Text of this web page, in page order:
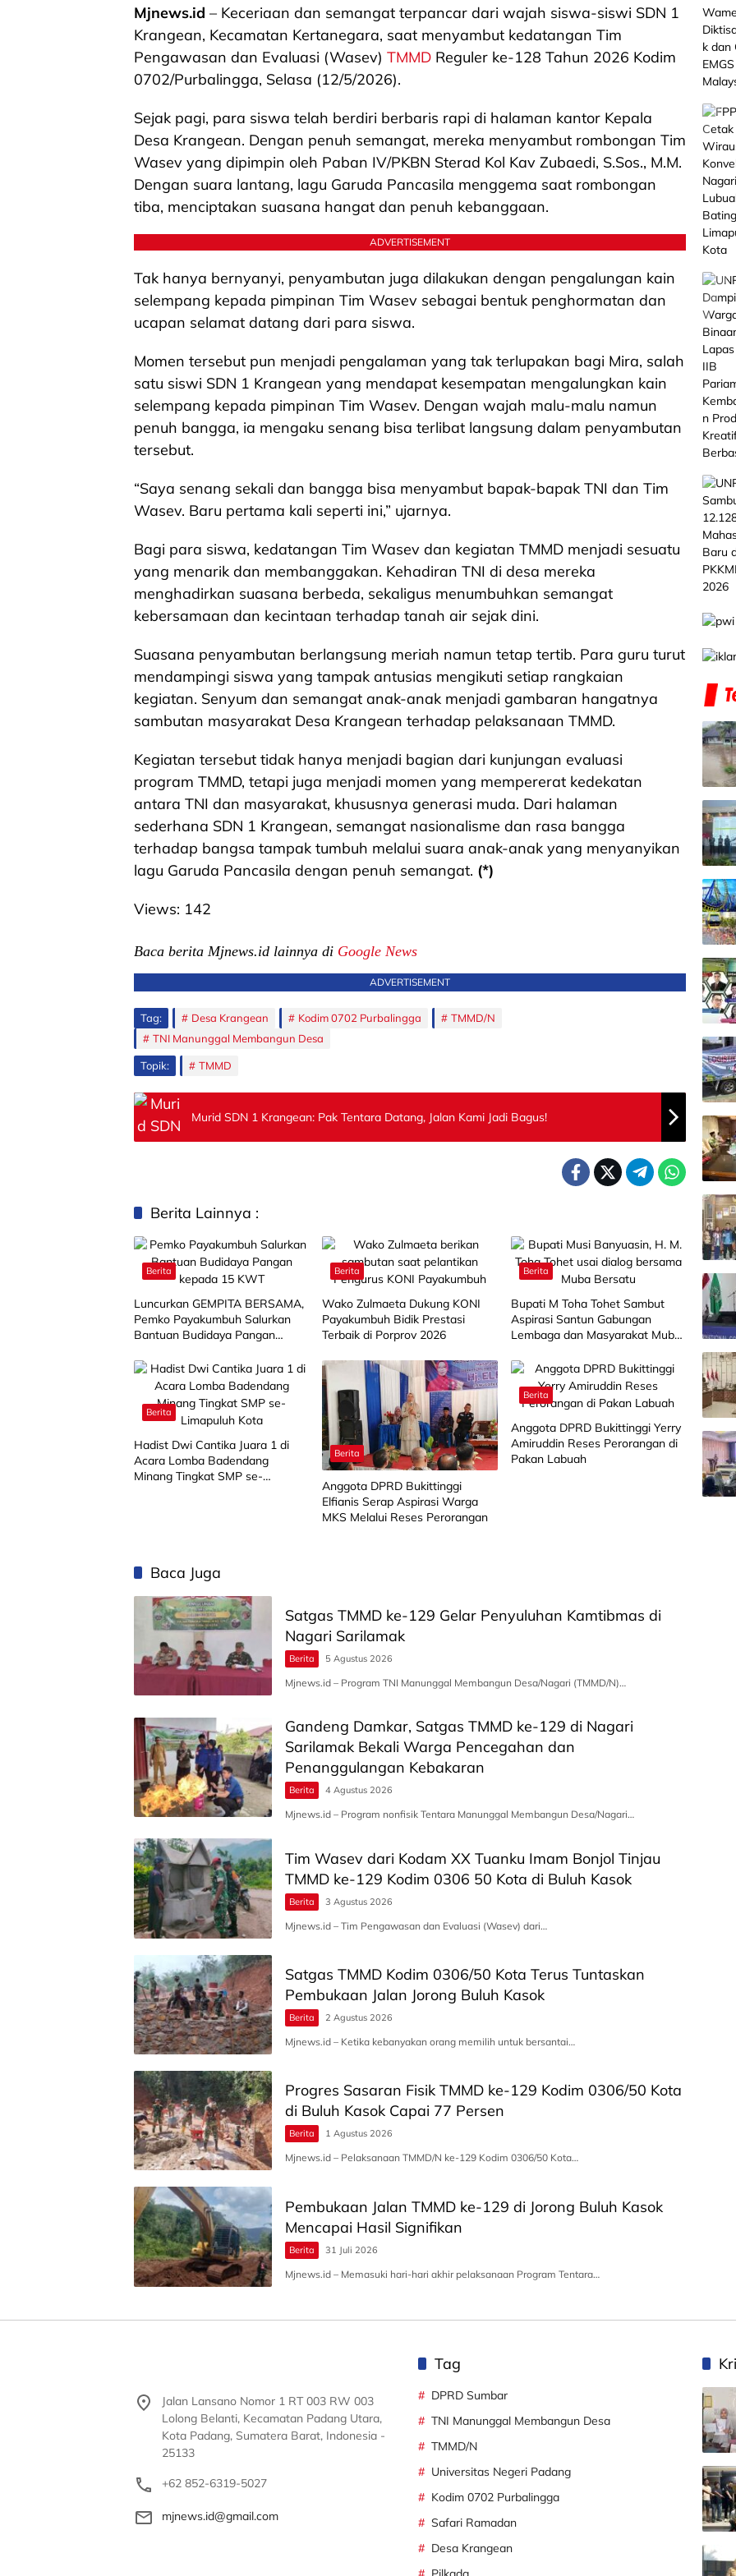
Mjnews.id – Keceriaan dan semangat terpancar dari wajah siswa-siswi SDN 1
Krangean, Kecamatan Kertanegara, saat menyambut kedatangan Tim
Pengawasan dan Evaluasi (Wasev) TMMD Reguler ke-128 Tahun 2026 Kodim
0702/Purbalingga, Selasa (12/5/2026).
Sejak pagi, para siswa telah berdiri berbaris rapi di halaman kantor Kepala
Desa Krangean. Dengan penuh semangat, mereka menyambut rombongan Tim
Wasev yang dipimpin oleh Paban IV/PKBN Sterad Kol Kav Zubaedi, S.Sos., M.M.
Dengan suara lantang, lagu Garuda Pancasila menggema saat rombongan
tiba, menciptakan suasana hangat dan penuh kebanggaan.
ADVERTISEMENT
Tak hanya bernyanyi, penyambutan juga dilakukan dengan pengalungan kain
selempang kepada pimpinan Tim Wasev sebagai bentuk penghormatan dan
ucapan selamat datang dari para siswa.
Momen tersebut pun menjadi pengalaman yang tak terlupakan bagi Mira, salah
satu siswi SDN 1 Krangean yang mendapat kesempatan mengalungkan kain
selempang kepada pimpinan Tim Wasev. Dengan wajah malu-malu namun
penuh bangga, ia mengaku senang bisa terlibat langsung dalam penyambutan
tersebut.
“Saya senang sekali dan bangga bisa menyambut bapak-bapak TNI dan Tim
Wasev. Baru pertama kali seperti ini,” ujarnya.
Bagi para siswa, kedatangan Tim Wasev dan kegiatan TMMD menjadi sesuatu
yang menarik dan membanggakan. Kehadiran TNI di desa mereka
menghadirkan suasana berbeda, sekaligus menumbuhkan semangat
kebersamaan dan kecintaan terhadap tanah air sejak dini.
Suasana penyambutan berlangsung meriah namun tetap tertib. Para guru turut
mendampingi siswa yang tampak antusias mengikuti setiap rangkaian
kegiatan. Senyum dan semangat anak-anak menjadi gambaran hangatnya
sambutan masyarakat Desa Krangean terhadap pelaksanaan TMMD.
Kegiatan tersebut tidak hanya menjadi bagian dari kunjungan evaluasi
program TMMD, tetapi juga menjadi momen yang mempererat kedekatan
antara TNI dan masyarakat, khususnya generasi muda. Dari halaman
sederhana SDN 1 Krangean, semangat nasionalisme dan rasa bangga
terhadap bangsa tampak tumbuh melalui suara anak-anak yang menyanyikan
lagu Garuda Pancasila dengan penuh semangat. (*)
Views: 142
Baca berita Mjnews.id lainnya di Google News
ADVERTISEMENT
Tag: Desa Krangean Kodim 0702 Purbalingga
TMMD/N
TNI Manunggal Membangun Desa
Topik: TMMD
Murid SDN 1 Krangean: Pak Tentara Datang, Jalan Kami Jadi Bagus!
Berita Lainnya :
Berita
Luncurkan GEMPITA BERSAMA,
Pemko Payakumbuh Salurkan
Bantuan Budidaya Pangan
Berita
Wako Zulmaeta Dukung KONI
Payakumbuh Bidik Prestasi
Terbaik di Porprov 2026
Berita
Bupati M Toha Tohet Sambut
Aspirasi Santun Gabungan
Lembaga dan Masyarakat Muba
Berita
Hadist Dwi Cantika Juara 1 di
Acara Lomba Badendang
Minang Tingkat SMP se-
Berita
Anggota DPRD Bukittinggi
Elfianis Serap Aspirasi Warga
MKS Melalui Reses Perorangan
Berita
Anggota DPRD Bukittinggi Yerry
Amiruddin Reses Perorangan di
Pakan Labuah
Baca Juga
Satgas TMMD ke-129 Gelar Penyuluhan Kamtibmas di
Nagari Sarilamak
Berita 5 Agustus 2026
Mjnews.id – Program TNI Manunggal Membangun Desa/Nagari (TMMD/N)…
Gandeng Damkar, Satgas TMMD ke-129 di Nagari
Sarilamak Bekali Warga Pencegahan dan
Penanggulangan Kebakaran
Berita 4 Agustus 2026
Mjnews.id – Program nonfisik Tentara Manunggal Membangun Desa/Nagari…
Tim Wasev dari Kodam XX Tuanku Imam Bonjol Tinjau
TMMD ke-129 Kodim 0306 50 Kota di Buluh Kasok
Berita 3 Agustus 2026
Mjnews.id – Tim Pengawasan dan Evaluasi (Wasev) dari…
Satgas TMMD Kodim 0306/50 Kota Terus Tuntaskan
Pembukaan Jalan Jorong Buluh Kasok
Berita 2 Agustus 2026
Mjnews.id – Ketika kebanyakan orang memilih untuk bersantai…
Progres Sasaran Fisik TMMD ke-129 Kodim 0306/50 Kota
di Buluh Kasok Capai 77 Persen
Berita 1 Agustus 2026
Mjnews.id – Pelaksanaan TMMD/N ke-129 Kodim 0306/50 Kota…
Pembukaan Jalan TMMD ke-129 di Jorong Buluh Kasok
Mencapai Hasil Signifikan
Berita 31 Juli 2026
Mjnews.id – Memasuki hari-hari akhir pelaksanaan Program Tentara…
Jalan Lansano Nomor 1 RT 003 RW 003
Lolong Belanti, Kecamatan Padang Utara,
Kota Padang, Sumatera Barat, Indonesia -
25133
+62 852-6319-5027
mjnews.id@gmail.com
Tag
DPRD Sumbar
TNI Manunggal Membangun Desa
TMMD/N
Universitas Negeri Padang
Kodim 0702 Purbalingga
Safari Ramadan
Desa Krangean